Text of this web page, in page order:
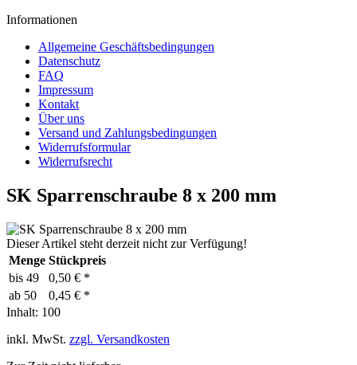
Informationen
Allgemeine Geschäftsbedingungen
Datenschutz
FAQ
Impressum
Kontakt
Über uns
Versand und Zahlungsbedingungen
Widerrufsformular
Widerrufsrecht
SK Sparrenschraube 8 x 200 mm
Dieser Artikel steht derzeit nicht zur Verfügung!
Menge Stückpreis
bis 49
0,50 € *
ab 50
0,45 € *
Inhalt: 100
inkl. MwSt. zzgl. Versandkosten